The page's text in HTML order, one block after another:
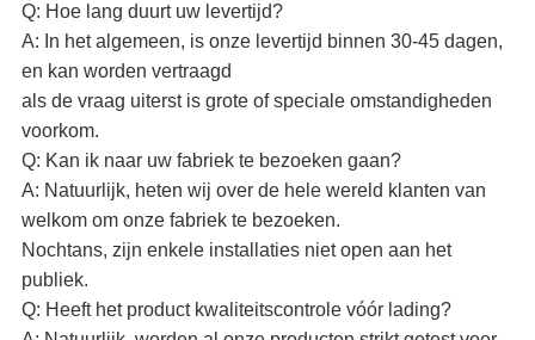
Q: Hoe lang duurt uw levertijd?
A: In het algemeen, is onze levertijd binnen 30-45 dagen,
en kan worden vertraagd
als de vraag uiterst is grote of speciale omstandigheden
voorkom.
Q: Kan ik naar uw fabriek te bezoeken gaan?
A: Natuurlijk, heten wij over de hele wereld klanten van
welkom om onze fabriek te bezoeken.
Nochtans, zijn enkele installaties niet open aan het
publiek.
Q: Heeft het product kwaliteitscontrole vóór lading?